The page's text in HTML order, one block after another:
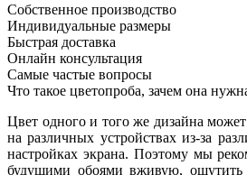
Собственное производство
Индивидуальные размеры
Быстрая доставка
Онлайн консультация
Самые частые вопросы
Что такое цветопроба, зачем она
Цвет одного и того же дизайна может
на различных устройствах из-за
настройках экрана. Поэтому мы
будущими обоями вживую, ощутить